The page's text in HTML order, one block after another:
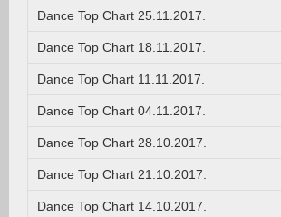
Dance Top Chart 25.11.2017.
Dance Top Chart 18.11.2017.
Dance Top Chart 11.11.2017.
Dance Top Chart 04.11.2017.
Dance Top Chart 28.10.2017.
Dance Top Chart 21.10.2017.
Dance Top Chart 14.10.2017.